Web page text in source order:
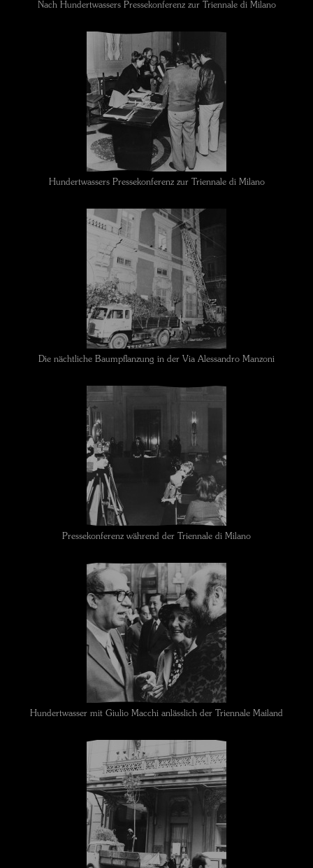
Nach Hundertwassers Pressekonferenz zur Triennale di Milano
Hundertwassers Pressekonferenz zur Triennale di Milano
Die nächtliche Baumpflanzung in der Via Alessandro Manzoni
Pressekonferenz während der Triennale di Milano
Hundertwasser mit Giulio Macchi anlässlich der Triennale Mailand